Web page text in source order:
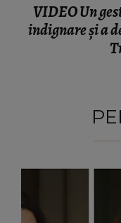
VIDEO Un
indignare și a